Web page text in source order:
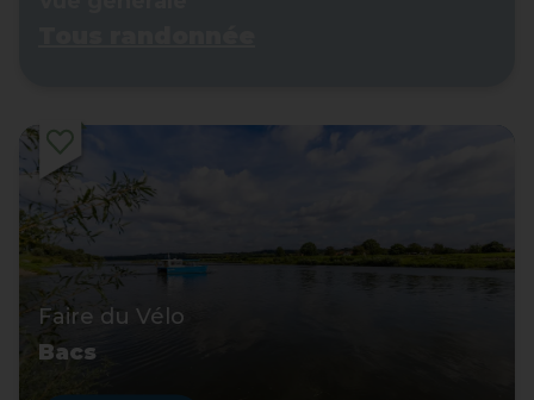
Faire du Vélo
Bacs